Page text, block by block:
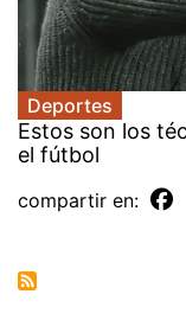
Deportes
Estos son los
el fútbol
compartir en: